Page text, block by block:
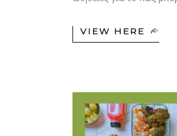
VIEW HERE